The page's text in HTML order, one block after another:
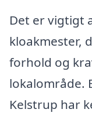
Det er vigtigt
kloakmester,
forhold og
lokalområde.
Kelstrup har